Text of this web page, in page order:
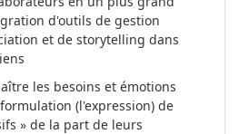
d'outils de gestion
et de storytelling dans
les besoins et émotions
(l'expression) de
» de la part de leurs